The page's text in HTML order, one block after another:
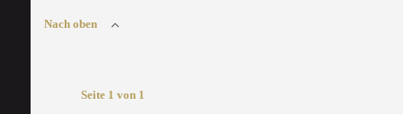
Nach oben
Seite 1 von 1